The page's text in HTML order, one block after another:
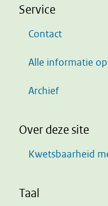
Service
Contact
Alle informatie
Archief
Over deze site
Kwetsbaarheid
Taal